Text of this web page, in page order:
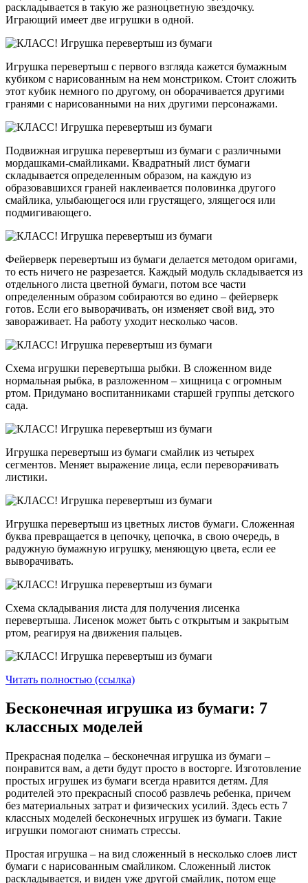
раскладывается в такую же разноцветную звездочку.
Играющий имеет две игрушки в одной.
Игрушка перевертыш с первого взгляда кажется бумажным
кубиком с нарисованным на нем монстриком. Стоит сложить
этот кубик немного по другому, он оборачивается другими
гранями с нарисованными на них другими персонажами.
Подвижная игрушка перевертыш из бумаги с различными
мордашками-смайликами. Квадратный лист бумаги
складывается определенным образом, на каждую из
образовавшихся граней наклеивается половинка другого
смайлика, улыбающегося или грустящего, злящегося или
подмигивающего.
Фейерверк перевертыш из бумаги делается методом оригами,
то есть ничего не разрезается. Каждый модуль складывается из
отдельного листа цветной бумаги, потом все части
определенным образом собираются во едино – фейерверк
готов. Если его выворачивать, он изменяет свой вид, это
завораживает. На работу уходит несколько часов.
Схема игрушки перевертыша рыбки. В сложенном виде
нормальная рыбка, в разложенном – хищница с огромным
ртом. Придумано воспитанниками старшей группы детского
сада.
Игрушка перевертыш из бумаги смайлик из четырех
сегментов. Меняет выражение лица, если переворачивать
листики.
Игрушка перевертыш из цветных листов бумаги. Сложенная
буква превращается в цепочку, цепочка, в свою очередь, в
радужную бумажную игрушку, меняющую цвета, если ее
выворачивать.
Схема складывания листа для получения лисенка
перевертыша. Лисенок может быть с открытым и закрытым
ртом, реагируя на движения пальцев.
Читать полностью (ссылка)
Бесконечная игрушка из бумаги: 7
классных моделей
Прекрасная поделка – бесконечная игрушка из бумаги –
понравится вам, а дети будут просто в восторге. Изготовление
простых игрушек из бумаги всегда нравится детям. Для
родителей это прекрасный способ развлечь ребенка, причем
без материальных затрат и физических усилий. Здесь есть 7
классных моделей бесконечных игрушек из бумаги. Такие
игрушки помогают снимать стрессы.
Простая игрушка – на вид сложенный в несколько слоев лист
бумаги с нарисованным смайликом. Сложенный листок
раскладывается, и виден уже другой смайлик, потом еще